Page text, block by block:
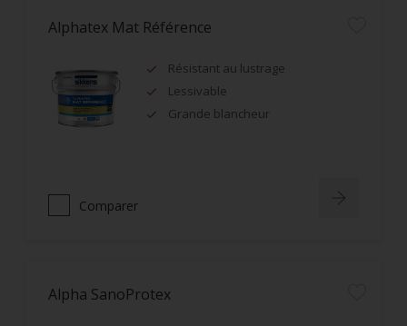
Alphatex Mat Référence
Résistant au lustrage
Lessivable
Grande blancheur
Comparer
Alpha SanoProtex